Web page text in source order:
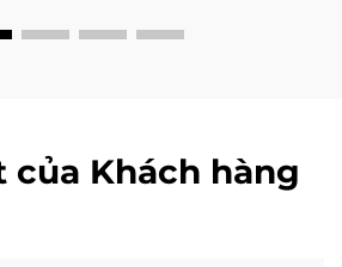
của Khách hàng